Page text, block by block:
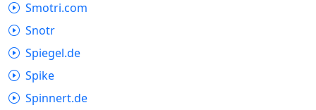
Smotri.com
Snotr
Spiegel.de
Spike
Spinnert.de